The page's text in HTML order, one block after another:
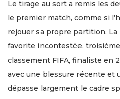
Le tirage au sort a remis les
le premier match, comme si
rejouer sa propre partition. La
favorite incontestée,
classement FIFA, finaliste en
avec une blessure récente et
dépasse largement le cadre